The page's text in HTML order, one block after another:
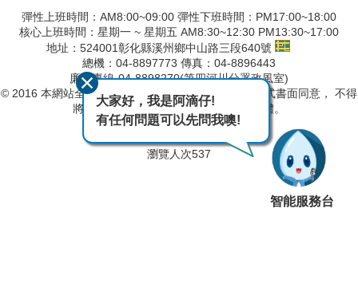
彈性上班時間：AM8:00~09:00 彈性下班時間：PM17:00~18:00
核心上班時間：星期一 ~ 星期五 AM8:30~12:30 PM13:30~17:00
地址：524001彰化縣溪州鄉中山路三段640號
總機：04-8897773 傳真：04-8896443
廉政專線-04-8898270(第四河川分署政風室)
© 2016 本網站全部圖文版權係屬本分署所有，非經正式書面同意， 不得
將全部或部分內容，轉載於任何形式媒體。
瀏覽人次537
大家好，我是阿滴仔!
有任何問題可以先問我噢!
智能服務台